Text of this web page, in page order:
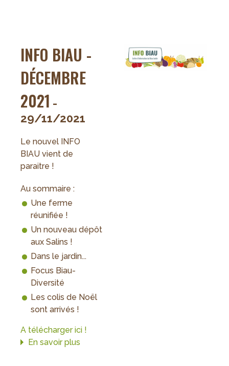
INFO BIAU -
DÉCEMBRE
2021 -
29/11/2021
Le nouvel INFO
BIAU vient de
paraitre !
Au sommaire :
Une ferme
réunifiée !
Un nouveau dépôt
aux Salins !
Dans le jardin...
Focus Biau-
Diversité
Les colis de Noël
sont arrivés !
A télécharger ici !
En savoir plus